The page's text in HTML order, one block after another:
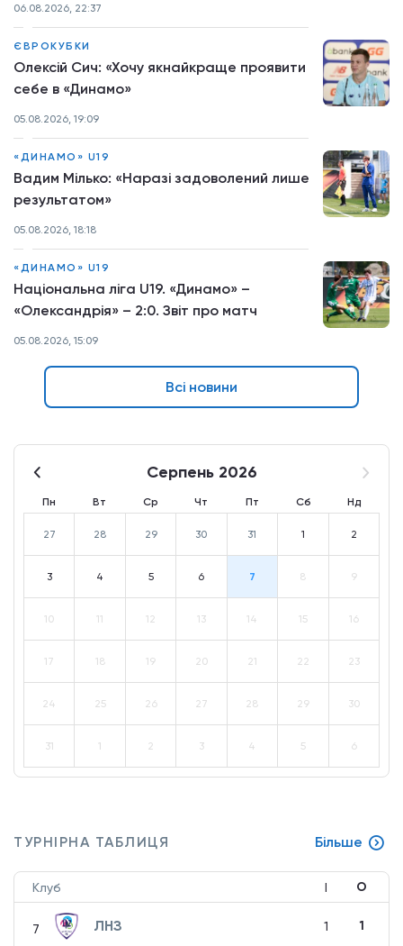
06.08.2026, 22:37
ЄВРОКУБКИ
Олексій Сич: «Хочу якнайкраще проявити
себе в «Динамо»
05.08.2026, 19:09
«ДИНАМО» U19
Вадим Мілько: «Наразі задоволений лише
результатом»
05.08.2026, 18:18
«ДИНАМО» U19
Національна ліга U19. «Динамо» –
«Олександрія» – 2:0. Звіт про матч
05.08.2026, 15:09
Всі новини
Серпень 2026
Пн Вт Ср Чт Пт Сб Нд
27 28 29 30 31 1 2
3 4 5 6 7 8 9
10 11 12 13 14 15 16
17 18 19 20 21 22 23
24 25 26 27 28 29 30
31 1 2 3 4 5 6
ТУРНІРНА ТАБЛИЦЯ Більше
Клуб І О
7 ЛНЗ 1 1